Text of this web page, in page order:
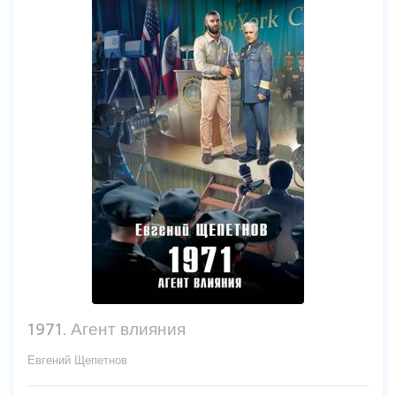
1971. Агент влияния
Евгений Щепетнов